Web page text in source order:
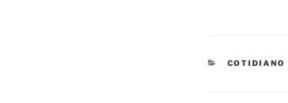
CATEGORIES
COTIDIANO